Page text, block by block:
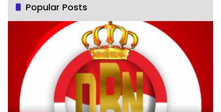
Popular Posts